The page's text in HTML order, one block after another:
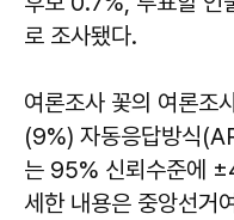
로 조사됐다.
여론조사 꽃의 여론조
(9%) 자동응답방식
는 95% 신뢰수준에
세한 내용은 중앙선거